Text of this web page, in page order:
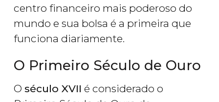
centro financeiro mais poderoso do
mundo e sua bolsa é a primeira que
funciona diariamente.
O Primeiro Século de Ouro
O século XVII é considerado o